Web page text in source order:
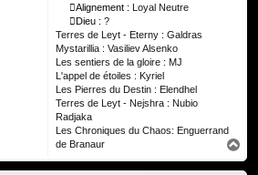
Alignement : Loyal Neutre
Dieu : ?
Terres de Leyt - Eterny : Galdras
Mystarillia : Vasiliev Alsenko
Les sentiers de la gloire : MJ
L'appel de étoiles : Kyriel
Les Pierres du Destin : Elendhel
Terres de Leyt - Nejshra : Nubio
Radjaka
Les Chroniques du Chaos: Enguerrand
de Branaur
a